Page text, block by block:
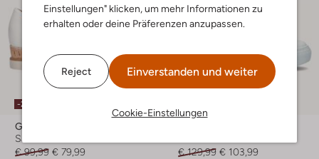
Einstellungen" klicken, um mehr Informationen zu
erhalten oder deine Präferenzen anzupassen.
Reject Einverstanden und weiter
Cookie-Einstellungen
-20%
Gabor
Sandaletten mit Absatz
€ 99,99 € 79,99
€ 129,99 € 103,99